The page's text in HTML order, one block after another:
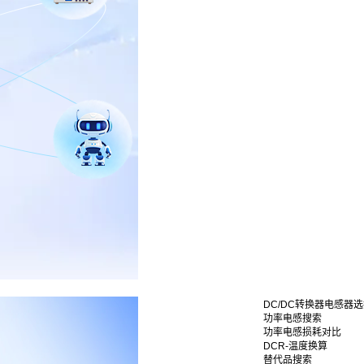
DC/DC转换器电感器
功率电感搜索
功率电感损耗对比
DCR-温度换算
替代品搜索